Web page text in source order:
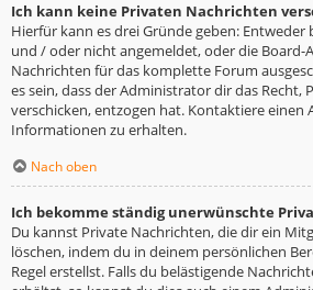
Ich kann keine Privaten Nachrichten
Hierfür kann es drei Gründe geben:
und / oder nicht angemeldet, oder die
Nachrichten für das komplette Forum
es sein, dass der Administrator dir das Recht,
verschicken, entzogen hat. Kontaktiere
Informationen zu erhalten.
Nach oben
Ich bekomme ständig unerwünschte
Du kannst Private Nachrichten, die dir ein
löschen, indem du in deinem persönlichen
Regel erstellst. Falls du belästigende